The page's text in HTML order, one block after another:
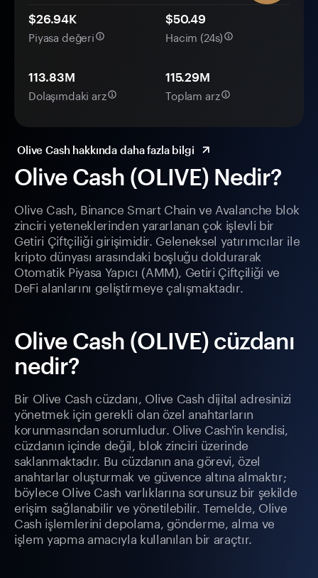
Olive Cash (OLIVE) Nedir?
Olive Cash, Binance Smart Chain ve Avalanche blok
zinciri yeteneklerinden yararlanan çok işlevli bir
Getiri Çiftçiliği girişimidir. Geleneksel yatırımcılar ile
kripto dünyası arasındaki boşluğu doldurarak
Otomatik Piyasa Yapıcı (AMM), Getiri Çiftçiliği ve
DeFi alanlarını geliştirmeye çalışmaktadır.
Olive Cash (OLIVE) cüzdanı
nedir?
Bir Olive Cash cüzdanı, Olive Cash dijital adresinizi
yönetmek için gerekli olan özel anahtarların
korunmasından sorumludur. Olive Cash'in kendisi,
cüzdanın içinde değil, blok zinciri üzerinde
saklanmaktadır. Bu cüzdanın ana görevi, özel
anahtarlar oluşturmak ve güvence altına almaktır;
böylece Olive Cash varlıklarına sorunsuz bir şekilde
erişim sağlanabilir ve yönetilebilir. Temelde, Olive
Cash işlemlerini depolama, gönderme, alma ve
işlem yapma amacıyla kullanılan bir araçtır.
$26.94K
Piyasa değeri
$50.49
Hacim (24s)
113.83M
Dolaşımdaki arz
115.29M
Toplam arz
Olive Cash hakkında daha fazla bilgi